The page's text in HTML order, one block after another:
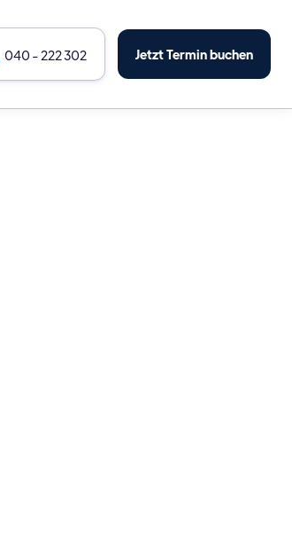
040 - 222 302 Jetzt Termin buchen